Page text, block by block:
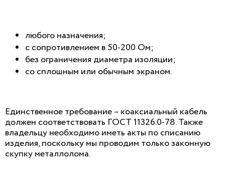
любого назначения;
с сопротивлением в 50-200 Ом;
без ограничения диаметра изоляции;
со сплошным или обычным экраном.
Единственное требование – коаксиальный кабель
должен соответствовать ГОСТ 11326.0-78. Также
владельцу необходимо иметь акты по списанию
изделия, поскольку мы проводим только законную
скупку металлолома.